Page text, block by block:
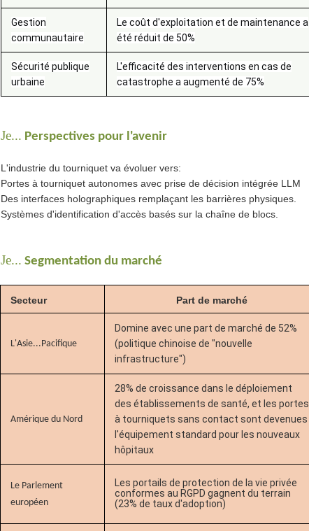
Gestion
communautaire
Le coût d'exploitation et de maintenance a
été réduit de 50%
Sécurité publique
urbaine
L'efficacité des interventions en cas de
catastrophe a augmenté de 75%
Je... Perspectives pour l'avenir
L'industrie du tourniquet va évoluer vers:
Portes à tourniquet autonomes avec prise de décision intégrée LLM
Des interfaces holographiques remplaçant les barrières physiques.
Systèmes d'identification d'accès basés sur la chaîne de blocs.
Je... Segmentation du marché
Secteur Part de marché
L'Asie...Pacifique
Domine avec une part de marché de 52%
(politique chinoise de "nouvelle
infrastructure")
Amérique du Nord
28% de croissance dans le déploiement
des établissements de santé, et les portes
à tourniquets sans contact sont devenues
l'équipement standard pour les nouveaux
hôpitaux
Le Parlement
européen
Les portails de protection de la vie privée
conformes au RGPD gagnent du terrain
(23% de taux d'adoption)